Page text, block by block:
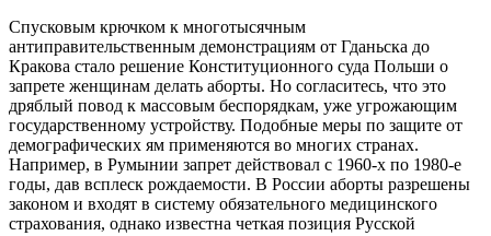
Спусковым крючком к многотысячным
антиправительственным демонстрациям от Гданьска до
Кракова стало решение Конституционного суда Польши о
запрете женщинам делать аборты. Но согласитесь, что это
дряблый повод к массовым беспорядкам, уже угрожающим
государственному устройству. Подобные меры по защите от
демографических ям применяются во многих странах.
Например, в Румынии запрет действовал с 1960-х по 1980-е
годы, дав всплеск рождаемости. В России аборты разрешены
законом и входят в систему обязательного медицинского
страхования, однако известна четкая позиция Русской